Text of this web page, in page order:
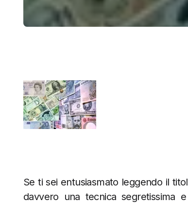
Se ti sei entusiasmato leggendo il
davvero una tecnica segretissima